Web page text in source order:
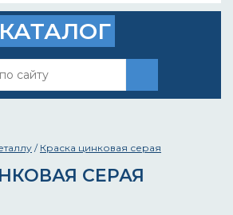
КАТАЛОГ
/ Краска цинковая серая
СЕРАЯ